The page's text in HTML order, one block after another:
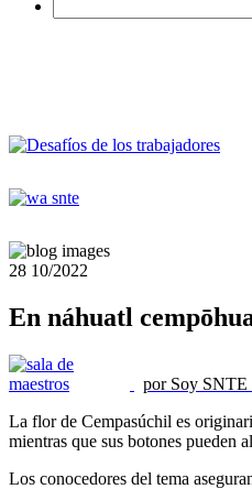
28 10/2022
En náhuatl
por Soy SNTE
La flor de Cempasúchil es
mientras que sus botones pueden
Los conocedores del tema